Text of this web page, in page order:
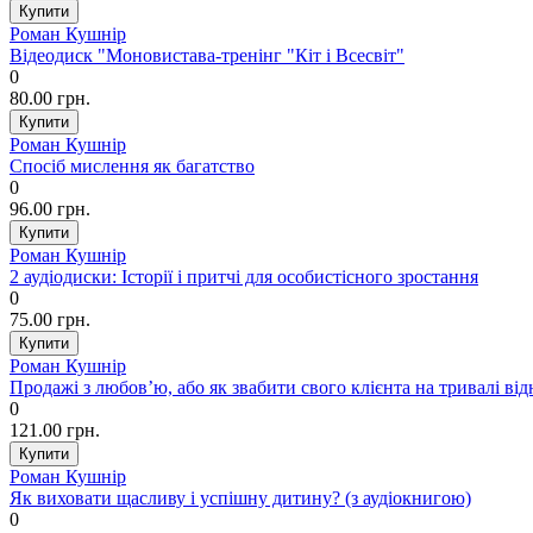
Роман Кушнір
Відеодиск "Моновистава-тренінг "Кіт і Всесвіт"
0
80.00 грн.
Роман Кушнір
Спосіб мислення як багатство
0
96.00 грн.
Роман Кушнір
2 аудіодиски: Історії і притчі для особистісного зростання
0
75.00 грн.
Роман Кушнір
Продажі з любов’ю, або як звабити свого клієнта на тривалі
0
121.00 грн.
Роман Кушнір
Як виховати щасливу і успішну дитину? (з аудіокнигою)
0